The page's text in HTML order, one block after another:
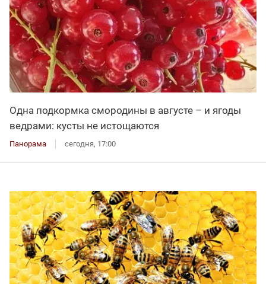
Одна подкормка смородины в августе – и ягоды
ведрами: кусты не истощаются
Панорама сегодня, 17:00